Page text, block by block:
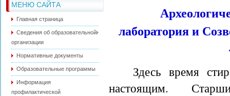
МЕНЮ САЙТА
Главная страница
Сведения об образовательной
организации
Нормативные документы
Образовательные программы
Информация
профилактической
лаборатория и
Здесь время
настоящим.